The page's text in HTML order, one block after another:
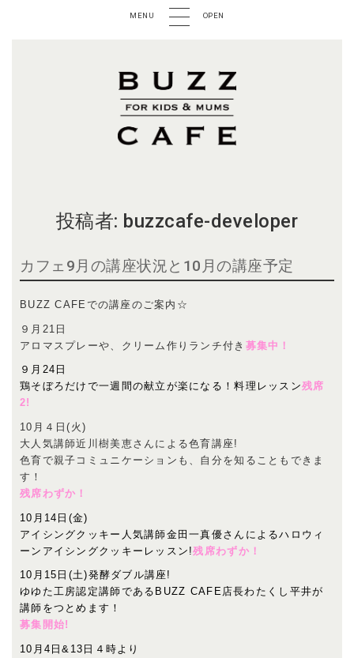
MENU OPEN
投稿者: buzzcafe-developer
カフェ9月の講座状況と10月の講座予定
BUZZ CAFEでの講座のご案内☆
９月21日
アロマスプレーや、クリーム作りランチ付き 募集中！
９月24日
鶏そぼろだけで一週間の献立が楽になる！料理レッスン残席
2!
10月４日(火)
大人気講師近川樹美恵さんによる色育講座!
色育で親子コミュニケーションも、自分を知ることもできま
す！
残席わずか！
10月14日(金)
アイシングクッキー人気講師金田一真優さんによるハロウィ
ーンアイシングクッキーレッスン!残席わずか！
10月15日(土)発酵ダブル講座!
ゆゆた工房認定講師であるBUZZ CAFE店長わたくし平井が
講師をつとめます！
募集開始!
10月4日&13日４時より